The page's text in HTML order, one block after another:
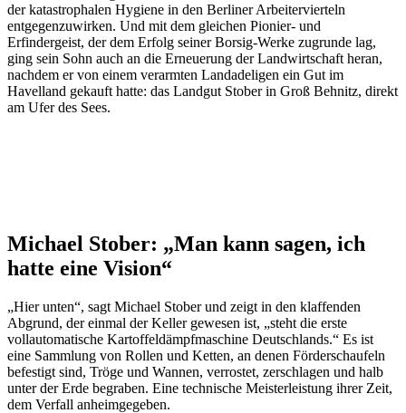
der katastrophalen Hygiene in den Berliner Arbeitervierteln
entgegenzuwirken. Und mit dem gleichen Pionier- und
Erfindergeist, der dem Erfolg seiner Borsig-Werke zugrunde lag,
ging sein Sohn auch an die Erneuerung der Landwirtschaft heran,
nachdem er von einem verarmten Landadeligen ein Gut im
Havelland gekauft hatte: das Landgut Stober in Groß Behnitz, direkt
am Ufer des Sees.
Michael Stober: „Man kann sagen, ich
hatte eine Vision“
„Hier unten“, sagt Michael Stober und zeigt in den klaffenden
Abgrund, der einmal der Keller gewesen ist, „steht die erste
vollautomatische Kartoffeldämpfmaschine Deutschlands.“ Es ist
eine Sammlung von Rollen und Ketten, an denen Förderschaufeln
befestigt sind, Tröge und Wannen, verrostet, zerschlagen und halb
unter der Erde begraben. Eine technische Meisterleistung ihrer Zeit,
dem Verfall anheimgegeben.